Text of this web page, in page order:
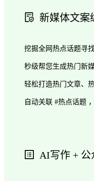
新媒体文案
挖掘全网热点话题寻
秒级帮您生成热门新
轻松打造热门文章、
自动关联 #热点话题
AI写作 + 公